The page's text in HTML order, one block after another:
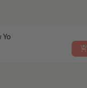
add_shopping_cart